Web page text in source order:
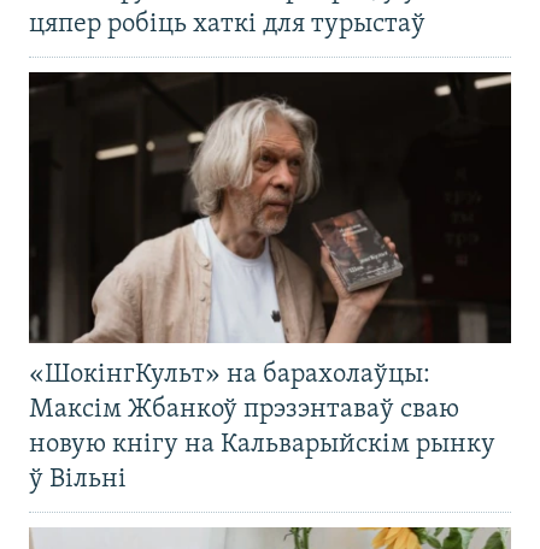
цяпер робіць хаткі для турыстаў
«ШокінгКульт» на барахолаўцы:
Максім Жбанкоў прэзэнтаваў сваю
новую кнігу на Кальварыйскім рынку
ў Вільні